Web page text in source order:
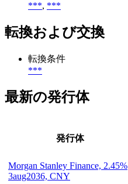
***, ***
転換および交換
転換条件
***
最新の発行体
発行体
Morgan Stanley Finance, 2.45%
3aug2036, CNY